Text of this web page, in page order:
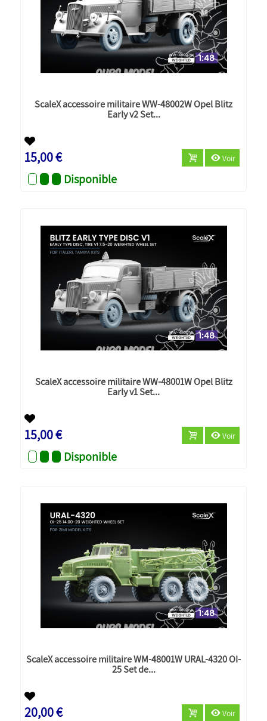
ScaleX accessoire militaire WW-48002W Opel Blitz
Early v2 Set...
15,00 € Voir
Disponible
ScaleX accessoire militaire WW-48001W Opel Blitz
Early v1 Set...
15,00 € Voir
Disponible
ScaleX accessoire militaire WM-48001W URAL-4320 OI-
25 Set de...
20,00 € Voir